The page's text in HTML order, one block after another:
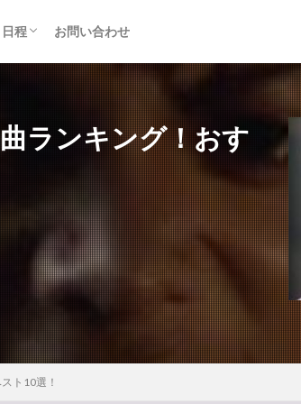
ーズ)
程
とめ
お問い合わせ
ランキング！おす
ト10選！